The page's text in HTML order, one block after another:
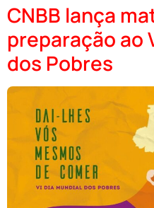
CNBB lança
preparação ao
dos Pobres